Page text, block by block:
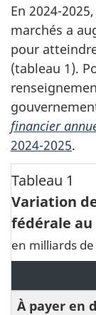
En 2024-
marchés a
pour
(tableau 1).
financier
2024-2025.
Tableau 1
Variation
fédérale au
en milliards
À payer en